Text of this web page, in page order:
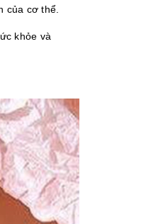
của cơ thể.
khỏe và